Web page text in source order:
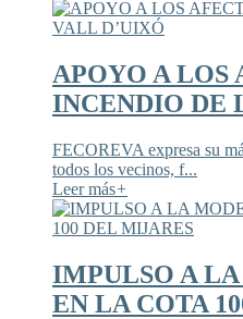
APOYO A LOS
INCENDIO DE
FECOREVA expresa su
todos los vecinos, f...
Leer más+
IMPULSO A
EN LA COTA